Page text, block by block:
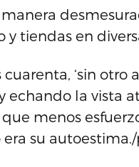
tiendas en
‘sin
echando la vista
menos
su